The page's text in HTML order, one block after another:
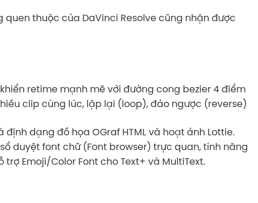
thuộc của DaVinci Resolve cũng nhận được
retime mạnh mẽ với đường cong bezier 4 điểm
clip cùng lúc, lặp lại (loop), đảo ngược (reverse)
dạng đồ họa OGraf HTML và hoạt ảnh Lottie.
duyệt font chữ (Font browser) trực quan, tính năng
Emoji/Color Font cho Text+ và MultiText.